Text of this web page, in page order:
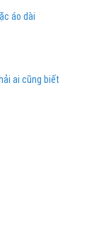
áo dài
ai cũng biết